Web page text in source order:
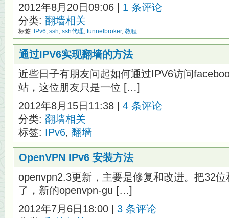
2012年8月20日09:06 | 1 条评论
分类: 翻墙相关
标签: IPv6, ssh, ssh代理, tunnelbroker, 教程
通过IPV6实现翻墙的方法
近些日子有朋友问起如何通过IPV6访问
站，这位朋友只是一位 […]
2012年8月15日11:38 | 4 条评论
分类: 翻墙相关
标签: IPv6, 翻墙
OpenVPN IPv6 安装方法
openvpn2.3更新，主要是修复和改进。把32
了，新的openvpn-gu […]
2012年7月6日18:00 | 3 条评论